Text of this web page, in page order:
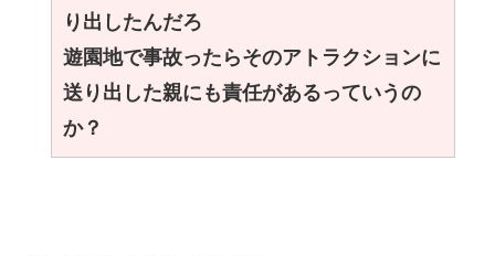
り出したんだろ
遊園地で事故ったらそのアトラクションに
送り出した親にも責任があるっていうの
か？